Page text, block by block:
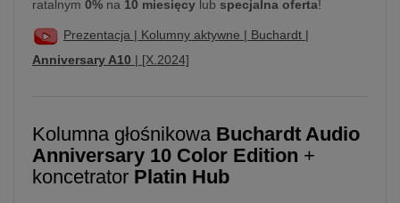
ratalnym 0% na 10 miesięcy lub specjalna oferta!
Prezentacja | Kolumny aktywne | Buchardt |
Anniversary A10 | [X.2024]
Kolumna głośnikowa Buchardt Audio
Anniversary 10 Color Edition +
koncetrator Platin Hub